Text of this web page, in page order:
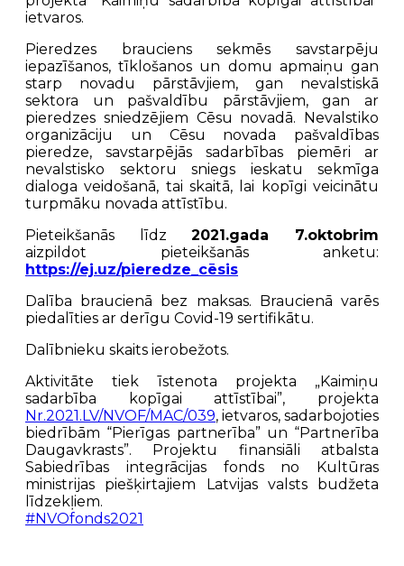
ietvaros.
Pieredzes brauciens sekmēs savstarpēju
iepazīšanos, tīklošanos un domu apmaiņu gan
starp novadu pārstāvjiem, gan nevalstiskā
sektora un pašvaldību pārstāvjiem, gan ar
pieredzes sniedzējiem Cēsu novadā. Nevalstiko
organizāciju un Cēsu novada pašvaldības
pieredze, savstarpējās sadarbības piemēri ar
nevalstisko sektoru sniegs ieskatu sekmīga
dialoga veidošanā, tai skaitā, lai kopīgi veicinātu
turpmāku novada attīstību.
Pieteikšanās līdz2021.gada 7.oktobrim
aizpildot pieteikšanās anketu:
https://ej.uz/pieredze_cēsis
Dalība braucienā bez maksas. Braucienā varēs
piedalīties ar derīgu Covid-19 sertifikātu.
Dalībnieku skaits ierobežots.
Aktivitāte tiek īstenota projekta „Kaimiņu
sadarbība kopīgai attīstībai”, projekta
Nr.2021.LV/NVOF/MAC/039, ietvaros, sadarbojoties
biedrībām “Pierīgas partnerība” un “Partnerība
Daugavkrasts”. Projektu finansiāli atbalsta
Sabiedrības integrācijas fonds no Kultūras
ministrijas piešķirtajiem Latvijas valsts budžeta
līdzekļiem.
#NVOfonds2021